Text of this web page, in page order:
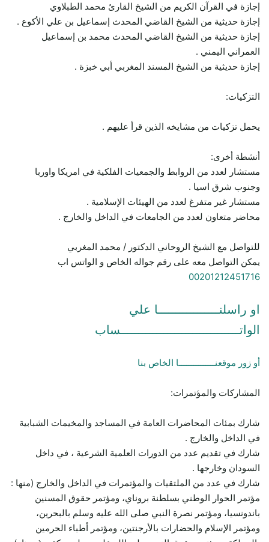
إجازة في القرآن الكريم من الشيخ القارئ محمد الطبلاوي
إجازة حديثية من الشيخ القاضي المحدث إسماعيل بن علي الأكوع .
إجازة حديثية من الشيخ القاضي المحدث محمد بن إسماعيل
العمراني اليمني .
إجازة حديثية من الشيخ المسند المغربي أبي خبزة .
التزكيات:
يحمل تزكيات من مشايخه الذين قرأ عليهم .
أنشطة أخرى:
مستشار لعدد من الروابط والجمعيات الفلكية في امريكا واوربا
وجنوب شرق اسيا .
مستشار غير متفرغ لعدد من الهيئات الإسلامية .
محاضر متعاون لعدد من الجامعات في الداخل والخارج .
للتواصل مع الشيخ الروحاني الدكتور / محمد المغربي
يمكن التواصل معه على رقم جواله الخاص و الواتس اب
00201212451716
او راسلنـــــــــــــــــا علي
الواتـــــــــــــــــــــــــــــــــساب
أو زور موقعنـــــــــــــــا الخاص بنا
المشاركات والمؤتمرات:
شارك بمئات المحاضرات العامة في المساجد والمخيمات الشبابية
في الداخل والخارج .
شارك في تقديم عدد من الدورات العلمية الشرعية ، في داخل
السودان وخارجها .
شارك في عدد من الملتقيات والمؤتمرات في الداخل والخارج (منها :
مؤتمر الحوار الوطني بسلطنة بروناي، ومؤتمر حقوق المسنين
باندونسيا، ومؤتمر نصرة النبي صلى الله عليه وسلم بالبحرين،
ومؤتمر الإسلام والحضارات بالأرجنتين، ومؤتمر أطباء الحرمين